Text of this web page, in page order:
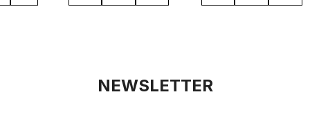
NEWSLETTER